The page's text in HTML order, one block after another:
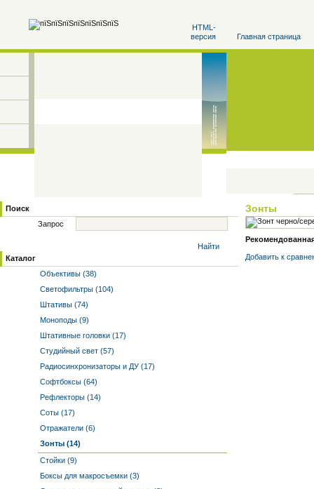
HTML-
версия
Главная страница
Поиск
Запрос
Найти
Каталог
Объективы (38)
Светофильтры (104)
Штативы (74)
Моноподы (9)
Штативные головки (17)
Студийный свет (57)
Радиосинхронизаторы и ДУ (17)
Софтбоксы (64)
Рефлекторы (14)
Соты (17)
Отражатели (6)
Зонты (14)
Стойки (9)
Боксы для макросъемки (3)
Зонты
Добавить к